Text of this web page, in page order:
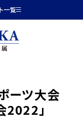
一覧
ーツ大会
2022」